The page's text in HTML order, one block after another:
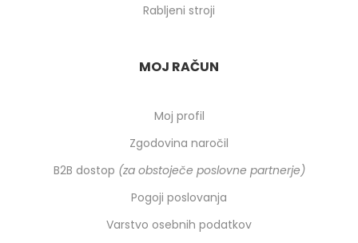
Rabljeni stroji
MOJ RAČUN
Moj profil
Zgodovina naročil
B2B dostop (za obstoječe poslovne partnerje)
Pogoji poslovanja
Varstvo osebnih podatkov